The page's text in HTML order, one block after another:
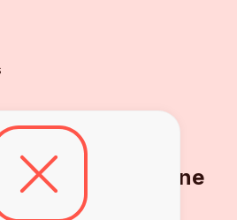
pas en rater une
?